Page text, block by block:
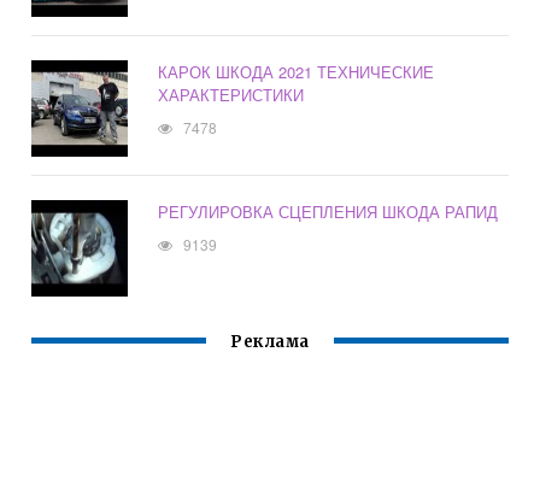
КАРОК ШКОДА 2021 ТЕХНИЧЕСКИЕ
ХАРАКТЕРИСТИКИ
7478
РЕГУЛИРОВКА СЦЕПЛЕНИЯ ШКОДА РАПИД
9139
Реклама